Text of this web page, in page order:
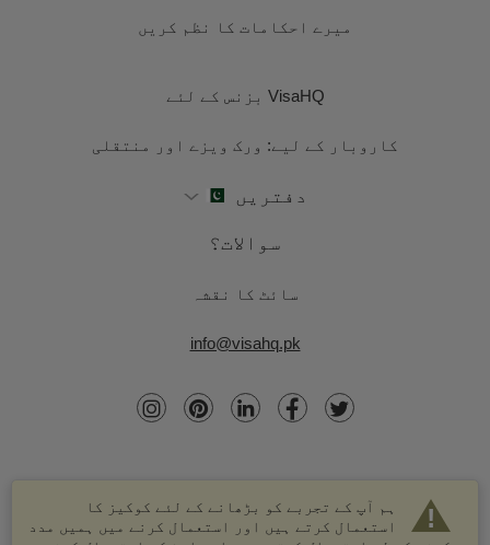
ہم آپ کے تجربے کو بڑھانے کے لئے کوکیز کا
استعمال کرتے ہیں اور استعمال کرنے میں ہمیں مدد
میرے احکامات کا نظم کریں
VisaHQ بزنس کے لئے
کاروبار کے لیے: ورک ویزے اور منتقلی
دفتریں
سوالات؟
سائٹ کا نقشہ
info@visahq.pk